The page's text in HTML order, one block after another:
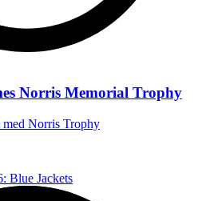
Norris Memorial Trophy
med Norris Trophy